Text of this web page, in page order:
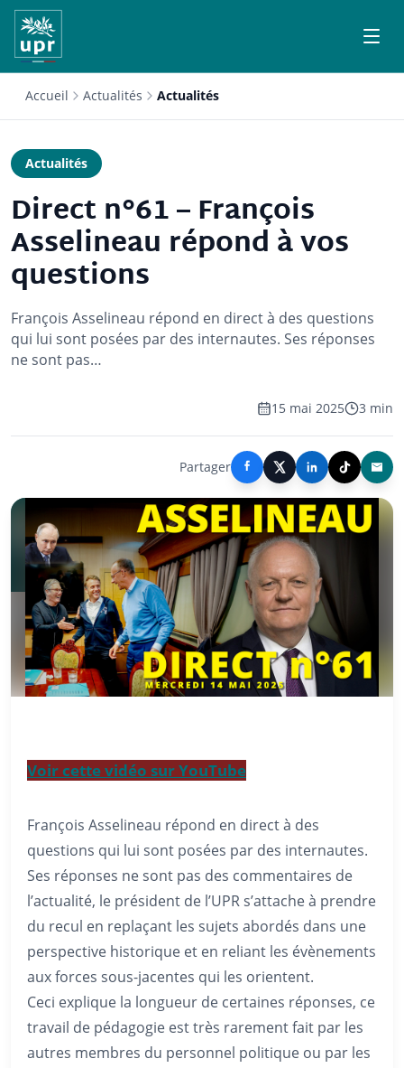
Accueil Actualités Actualités
Actualités
Direct n°61 – François
Asselineau répond à vos
questions
François Asselineau répond en direct à des questions
qui lui sont posées par des internautes. Ses réponses
ne sont pas…
15 mai 2025 3 min
Partager
Voir cette vidéo sur YouTube
François Asselineau répond en direct à des
questions qui lui sont posées par des internautes.
Ses réponses ne sont pas des commentaires de
l’actualité, le président de l’UPR s’attache à prendre
du recul en replaçant les sujets abordés dans une
perspective historique et en reliant les évènements
aux forces sous-jacentes qui les orientent.
Ceci explique la longueur de certaines réponses, ce
travail de pédagogie est très rarement fait par les
autres membres du personnel politique ou par les